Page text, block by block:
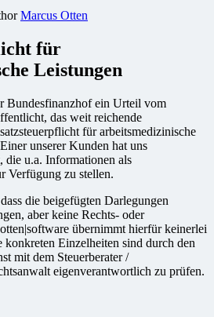
Marcus Otten
für
Leistungen
Bundesfinanzhof ein Urteil vom
das weit reichende
für arbeitsmedizinische
unserer Kunden hat uns
die u.a. Informationen als
Verfügung zu stellen.
die beigefügten Darlegungen
aber keine Rechts- oder
übernimmt hierfür keinerlei
Einzelheiten sind durch den
mit dem Steuerberater /
eigenverantwortlich zu prüfen.